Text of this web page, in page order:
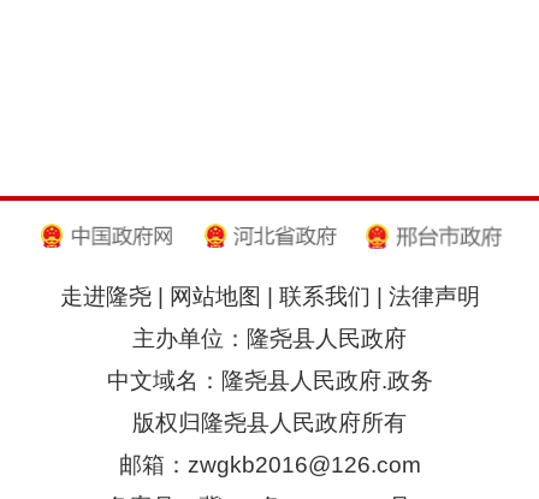
走进隆尧| 网站地图 联系我们
法律声明
主办单位：隆尧县人民政府
中文域名：隆尧县人民政府.政务
版权归隆尧县人民政府所有
邮箱：zwgkb2016@126.com